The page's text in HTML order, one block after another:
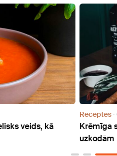
Krēmīga siera un alus